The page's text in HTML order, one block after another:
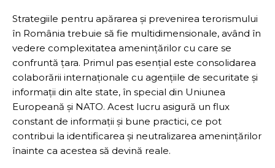
Strategiile pentru apărarea și prevenirea terorismului
în România trebuie să fie multidimensionale, având în
vedere complexitatea amenințărilor cu care se
confruntă țara. Primul pas esențial este consolidarea
colaborării internaționale cu agențiile de securitate și
informații din alte state, în special din Uniunea
Europeană și NATO. Acest lucru asigură un flux
constant de informații și bune practici, ce pot
contribui la identificarea și neutralizarea amenințărilor
înainte ca acestea să devină reale.